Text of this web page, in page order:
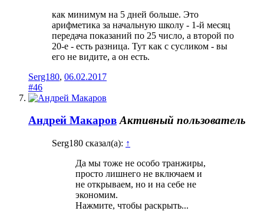
как минимум на 5 дней больше. Это
арифметика за начальную школу - 1-й месяц
передача показаний по 25 число, а второй по
20-е - есть разница. Тут как с сусликом - вы
его не видите, а он есть.
Serg180, 06.02.2017
#46
Андрей Макаров Активный пользователь
Serg180 сказал(а): ↑
Да мы тоже не особо транжиры,
просто лишнего не включаем и
не открываем, но и на себе не
экономим.
Нажмите, чтобы раскрыть...